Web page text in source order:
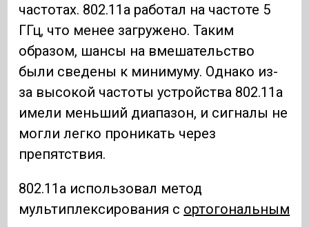
частотах. 802.11a работал на частоте 5
ГГц, что менее загружено. Таким
образом, шансы на вмешательство
были сведены к минимуму. Однако из-
за высокой частоты устройства 802.11a
имели меньший диапазон, и сигналы не
могли легко проникать через
препятствия.
802.11a использовал метод
мультиплексирования с ортогональным